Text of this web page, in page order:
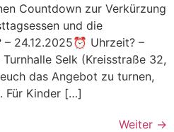
Countdown zur Verkürzung
und die
24.12.2025⏰ Uhrzeit? –
Selk (Kreisstraße 32,
das Angebot zu turnen,
Für Kinder […]
Weiter →